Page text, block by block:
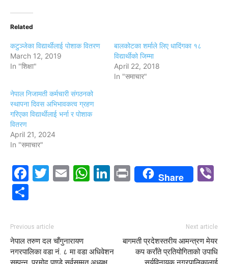
Related
कटुञ्जेका विद्यार्थीलाई पोशाक वितरण
March 12, 2019
In "शिक्षा"
बालकोटका शर्माले लिए धादिंगका १८
विद्यार्थीको जिम्मा
April 22, 2018
In "समाचार"
नेपाल निजामती कर्मचारी संगठनको
स्थापना दिवस अभिभावकत्व ग्रहण
गरिएका विद्यार्थीलाई भर्ना र पोशाक
वितरण
April 21, 2024
In "समाचार"
Facebook
Twitter
EmailWhatsApp
LinkedIn
PrintShare
Previous article
नेपाल तरुण दल चाँगुनारायण
नगरपालिका वडा नं. ८ मा वडा अधिवेशन
Next article
बागमती प्रदेशस्तरीय आमन्त्रण मेयर
कप कराँते प्रतियोगिताको उपाधि